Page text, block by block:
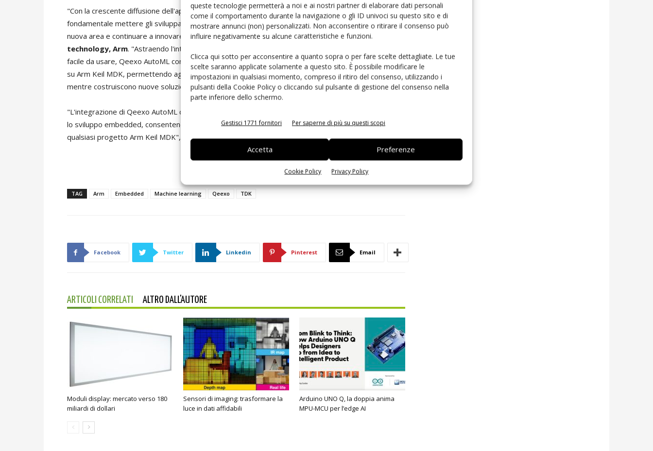
queste tecnologie permetterà a noi e ai nostri partner di elaborare dati personali
come il comportamento durante la navigazione o gli ID univoci su questo sito e di
mostrare annunci (non) personalizzati. Non acconsentire o ritirare il consenso può
influire negativamente su alcune caratteristiche e funzioni.
Clicca qui sotto per acconsentire a quanto sopra o per fare scelte dettagliate. Le tue
scelte saranno applicate solamente a questo sito. È possibile modificare le
impostazioni in qualsiasi momento, compreso il ritiro del consenso, utilizzando i
pulsanti della Cookie Policy o cliccando sul pulsante di gestione del consenso nella
parte inferiore dello schermo.
Gestisci 1771 fornitori Per saperne di più su questi scopi
Accetta Preferenze
Cookie Policy Privacy Policy
"Con la crescente diffusione dell'apprendimento automatico (ML) in ambito embedded e IoT, è
fondamentale mettere gli sviluppatori di software embedded in condizione di navigare in questa
nuova area e continuare a innovare", ha dichiaratoReinhard Keil, senior director, embedded
technology, Arm. "Astraendo l'intero processo di sviluppo ML con un'interfaccia grafica potente e
facile da usare, Qeexo AutoML consente di costruire, testare e distribuire rapidamente i modelli ML
su Arm Keil MDK, permettendo agli sviluppatori embedded e IoT di sfruttare la potenza del ML
mentre costruiscono nuove soluzioni su Arm."
"L'integrazione di Qeexo AutoML con Arm Keil MDK colma il divario tra l'apprendimento automatico e
lo sviluppo embedded, consentendo l'integrazione senza sforzo dei modelli Qeexo AutoML in
qualsiasi progetto Arm Keil MDK", ha dichiarato,Sang Lee, ceo di Qeexo.
TAG Arm Embedded Machine learning Qeexo TDK
Facebook Twitter Linkedin Pinterest Email
ARTICOLI CORRELATI ALTRO DALL'AUTORE
Moduli display: mercato verso 180
miliardi di dollari
Sensori di imaging: trasformare la
luce in dati affidabili
Arduino UNO Q, la doppia anima
MPU-MCU per l’edge AI